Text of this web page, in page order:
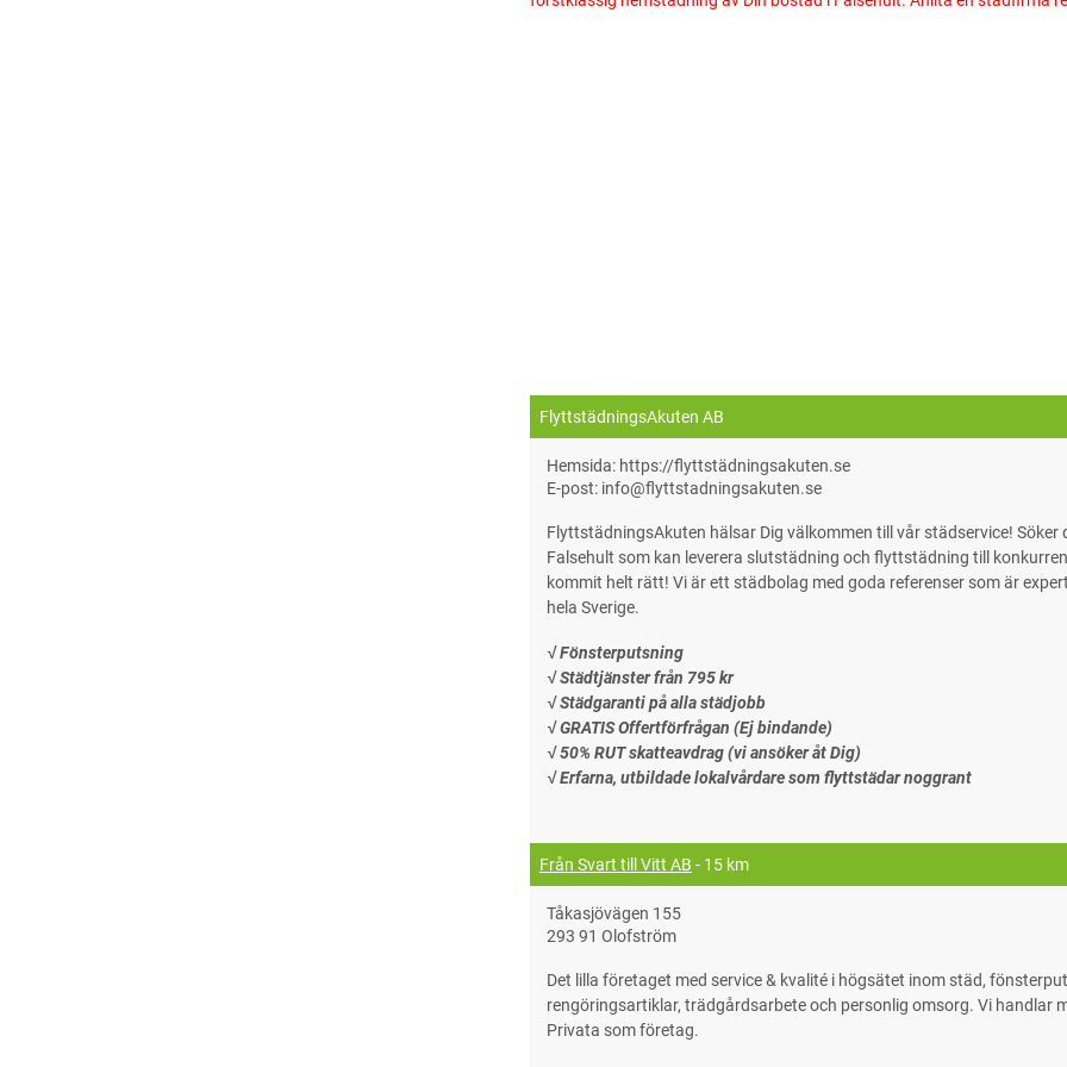
FlyttstädningsAkuten AB
Hemsida: https://flyttstädningsakuten.se
E-post: info@flyttstadningsakuten.se
FlyttstädningsAkuten hälsar Dig välkommen till vår städservice!
Falsehult som kan leverera slutstädning och flyttstädning till
kommit helt rätt! Vi är ett städbolag med goda referenser som är
hela Sverige.
√ Fönsterputsning
√ Städtjänster från 795 kr
√ Städgaranti på alla städjobb
√ GRATIS Offertförfrågan (Ej bindande)
√ 50% RUT skatteavdrag (vi ansöker åt Dig)
√ Erfarna, utbildade lokalvårdare som flyttstädar noggrant
Från Svart till Vitt AB - 15 km
Tåkasjövägen 155
293 91 Olofström
Det lilla företaget med service & kvalité i högsätet inom städ,
rengöringsartiklar, trädgårdsarbete och personlig omsorg. Vi handlar
Privata som företag.